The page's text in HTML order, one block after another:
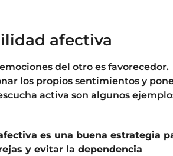
afectiva
del otro es favorecedor.
los propios sentimientos y
activa son algunos
es una buena estrategia
y evitar la dependencia